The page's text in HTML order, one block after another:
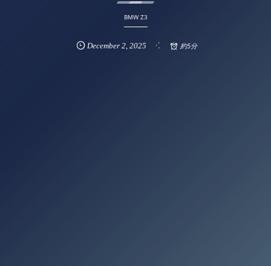
BMW Z3
December 2,2025 約5分